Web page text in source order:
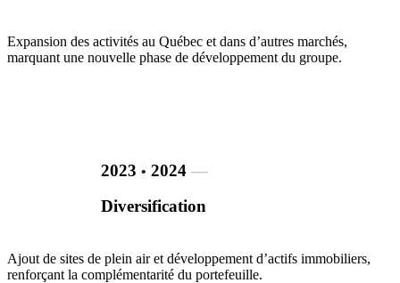
Expansion des activités au Québec et dans d’autres marchés,
marquant une nouvelle phase de développement du groupe.
2023 • 2024 ―
Diversification
Ajout de sites de plein air et développement d’actifs immobiliers,
renforçant la complémentarité du portefeuille.